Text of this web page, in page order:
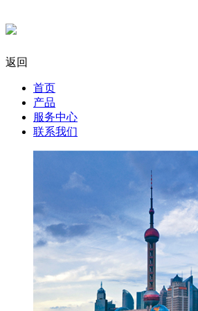
返回
首页
产品
服务中心
联系我们